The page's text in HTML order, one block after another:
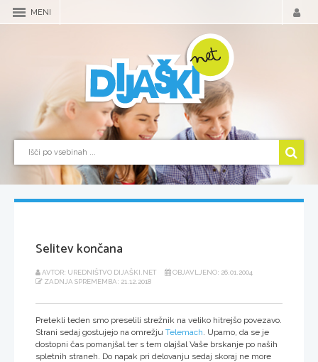
MENI
Selitev končana
AVTOR: UREDNIŠTVO DIJAŠKI.NET
OBJAVLJENO: 26.01.2004
ZADNJA SPREMEMBA: 21.12.2018
Pretekli teden smo preselili strežnik na veliko hitrejšo povezavo.
Strani sedaj gostujejo na omrežju Telemach . Upamo, da se je
dostopni čas pomanjšal ter s tem olajšal Vaše brskanje po naših
spletnih straneh. Do napak pri delovanju sedaj skoraj ne more